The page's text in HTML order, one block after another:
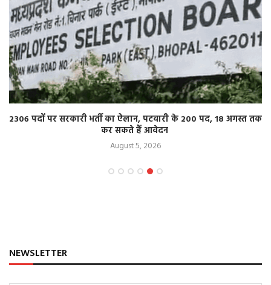
2306 पदों पर सरकारी भर्ती का ऐलान, पटवारी के 200 पद, 18 अगस्त तक
कर सकते हैं आवेदन
August 5, 2026
NEWSLETTER